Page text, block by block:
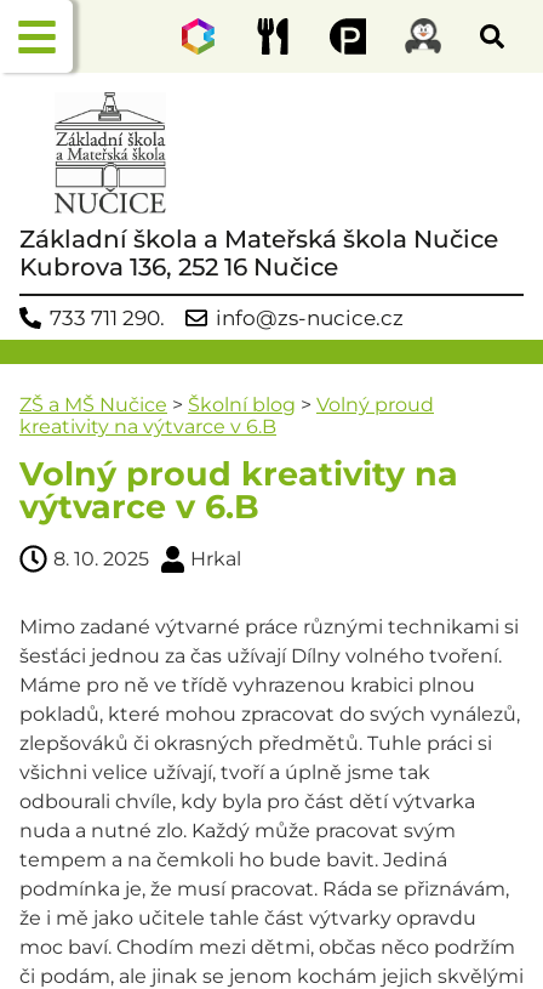
Základní škola a Mateřská škola Nučice
Kubrova 136, 252 16 Nučice
733 711 290. info@zs-nucice.cz
ZŠ a MŠ Nučice > Školní blog > Volný proud
kreativity na výtvarce v 6.B
Volný proud kreativity na
výtvarce v 6.B
8. 10. 2025 Hrkal
Mimo zadané výtvarné práce různými technikami si
šesťáci jednou za čas užívají Dílny volného tvoření.
Máme pro ně ve třídě vyhrazenou krabici plnou
pokladů, které mohou zpracovat do svých vynálezů,
zlepšováků či okrasných předmětů. Tuhle práci si
všichni velice užívají, tvoří a úplně jsme tak
odbourali chvíle, kdy byla pro část dětí výtvarka
nuda a nutné zlo. Každý může pracovat svým
tempem a na čemkoli ho bude bavit. Jediná
podmínka je, že musí pracovat. Ráda se přiznávám,
že i mě jako učitele tahle část výtvarky opravdu
moc baví. Chodím mezi dětmi, občas něco podržím
či podám, ale jinak se jenom kochám jejich skvělými